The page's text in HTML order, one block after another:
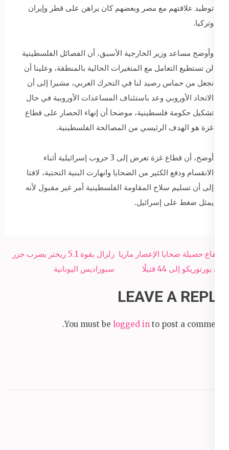
توطيد علاقتهم مع مصر وبعضهم كان يراهن على قطر وإيران
وتركيا.
وأوضح مساعد وزير الخارجية الأسبق، أن الفصائل الفلسطينية
لن تستطيع التعامل مع المتغيرات الحالية بالمنطقة، وعلينا أن
نجعل من حماس رصيد لنا في التحرك العربي، مشيرا إلى أن
الاتحاد الأوروبي وعد باستئناف المساعدات الأوروبية في حال
تشكيل حكومة فلسطينية، موضحا أن إنهاء الحصار على قطاع
غزة هو الهدف الرئيسي من المصالحة الفلسطينية.
أوضح، أن قطاع غزة تعرض إلى 3 حروب إسرائيلية أثناء
الانقسام ودفع الكثير من الضحايا وانهارت البنية التحتية، لافتا
إلى أن تسليم سلاح المقاومة الفلسطينية أمر غير مقبول لأنه
يمثل ضغط على إسرائيل.
Post
navigation
زلزال بقوة 5.1 ريختر يضرب جزر
سبوراديس اليونانية
ارتفاع حصيلة ضحايا الإعصار ماريا
في بورتوريكو إلى 44 قتيلًا
LEAVE A REPLY
You must be logged in to post a comment.